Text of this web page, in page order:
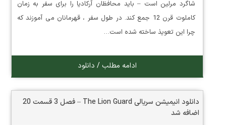
شاگرد مرلین است – باید محافظان آرکادیا را برای سفر به زمان
کاملوت قرن 12 جمع کند. در طول سفر ، قهرمانان می آموزند که
چرا این تعویذ ساخته شده است…
ادامه مطلب / دانلود
دانلود انیمیشن سریالی The Lion Guard – فصل 3 قسمت 20
اضافه شد